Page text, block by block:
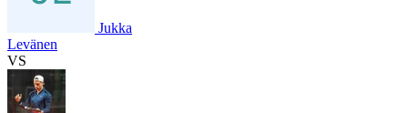
Jukka
Levänen
VS